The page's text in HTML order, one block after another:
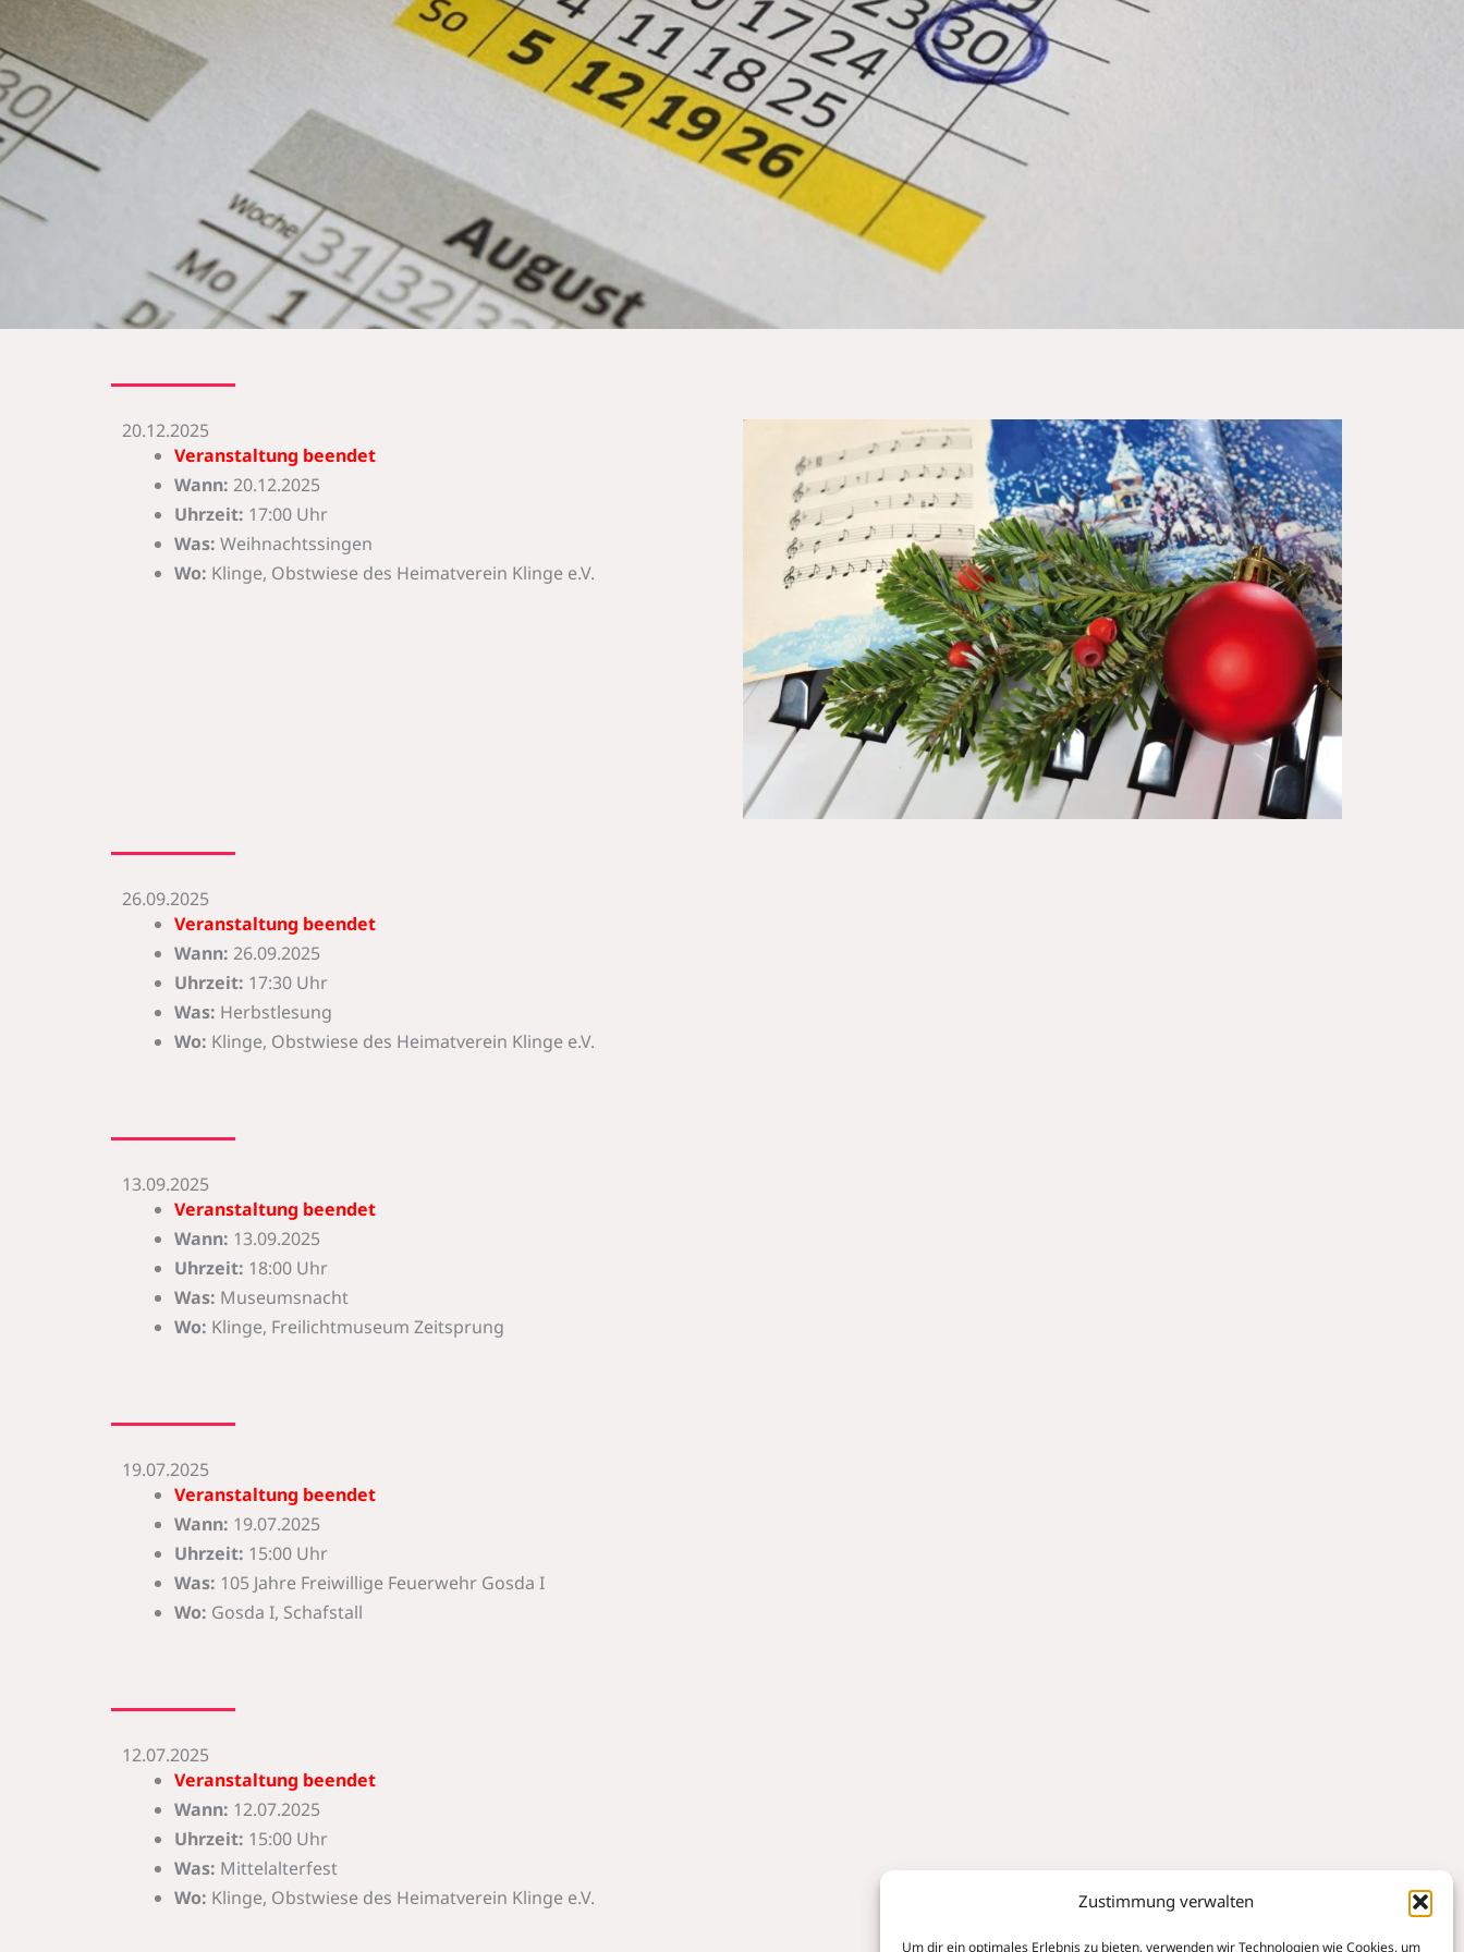
Zustimmung verwalten
Um dir ein optimales Erlebnis zu bieten, verwenden wir Technologien wie Cookies, um
20.12.2025
Veranstaltung beendet
Wann: 20.12.2025
Uhrzeit: 17:00 Uhr
Was: Weihnachtssingen
Wo: Klinge, Obstwiese des Heimatverein Klinge e.V.
26.09.2025
Veranstaltung beendet
Wann: 26.09.2025
Uhrzeit: 17:30 Uhr
Was: Herbstlesung
Wo: Klinge, Obstwiese des Heimatverein Klinge e.V.
13.09.2025
Veranstaltung beendet
Wann: 13.09.2025
Uhrzeit: 18:00 Uhr
Was: Museumsnacht
Wo: Klinge, Freilichtmuseum Zeitsprung
19.07.2025
Veranstaltung beendet
Wann: 19.07.2025
Uhrzeit: 15:00 Uhr
Was: 105 Jahre Freiwillige Feuerwehr Gosda I
Wo: Gosda I, Schafstall
12.07.2025
Veranstaltung beendet
Wann: 12.07.2025
Uhrzeit: 15:00 Uhr
Was: Mittelalterfest
Wo: Klinge, Obstwiese des Heimatverein Klinge e.V.